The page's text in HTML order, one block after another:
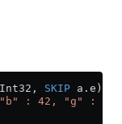
SKIP a . e ))
: 42, "g" :